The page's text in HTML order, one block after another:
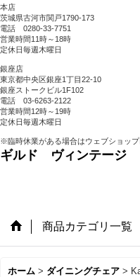
本店
茨城県古河市関戸1790-173
電話 0280-33-7751
営業時間11時～18時
定休日毎週木曜日
銀座店
東京都中央区銀座1丁目22-10
銀座ストークビル1F102
電話 03-6263-2122
営業時間12時～19時
定休日毎週木曜日
※臨時休業がある場合はウェブショップ
ギルド ヴィンテージ
商品カテゴリ一覧
ホーム > ダイニングチェア >